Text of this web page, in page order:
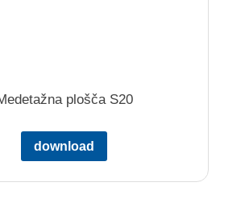
plošča S20
download